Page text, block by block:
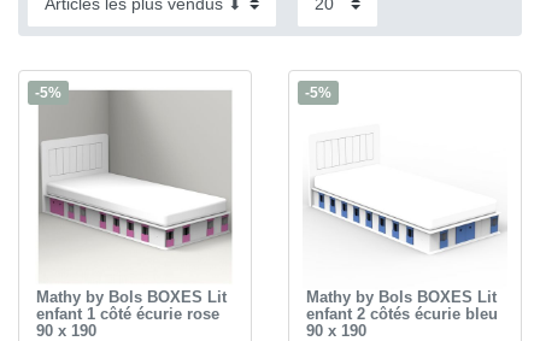
-5%
Mathy by Bols BOXES Lit
enfant 1 côté écurie rose
90 x 190
-5%
Mathy by Bols BOXES Lit
enfant 2 côtés écurie bleu
90 x 190